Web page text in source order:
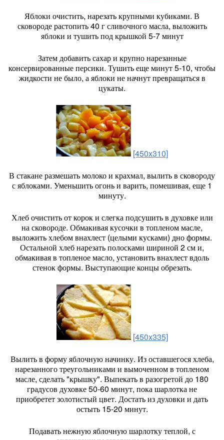
Яблоки очистить, нарезать крупными кубиками. В
сковороде растопить 40 г сливочного масла, выложить
яблоки и тушить под крышкой 5-7 минут
Затем добавить сахар и крупно нарезанные
консервированные персики. Тушить еще минут 5-10, чтобы
жидкости не было, а яблоки не начнут превращаться в
цукаты.
[450x310]
В стакане размешать молоко и крахмал, вылить в сковороду
с яблоками. Уменьшить огонь и варить, помешивая, еще 1
минуту.
Хлеб очистить от корок и слегка подсушить в духовке или
на сковороде. Обмакивая кусочки в топленом масле,
выложить хлебом внахлест (целыми кусками) дно формы.
Остальной хлеб нарезать полосками шириной 2 см и,
обмакивая в топленое масло, установить внахлест вдоль
стенок формы. Выступающие концы обрезать.
[450x335]
Вылить в форму яблочную начинку. Из оставшегося хлеба,
нарезанного треугольниками и вымоченном в топленом
масле, сделать "крышку". Выпекать в разогретой до 180
градусов духовке 50-60 минут, пока шарлотка не
приобретет золотистый цвет. Достать из духовки и дать
остыть 15-20 минут.
Подавать нежную яблочную шарлотку теплой, с